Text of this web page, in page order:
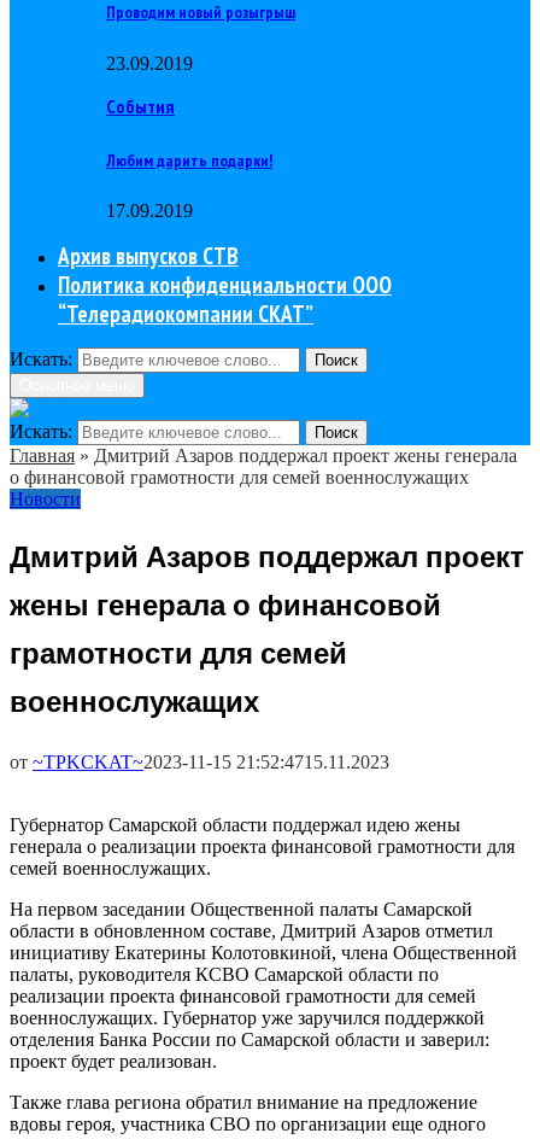
Проводим новый розыгрыш
23.09.2019
События
Любим дарить подарки!
17.09.2019
Архив выпусков СТВ
Политика конфиденциальности ООО
“Телерадиокомпании СКАТ”
Искать:
Поиск
Искать: Поиск
Главная » Дмитрий Азаров поддержал проект жены генерала
о финансовой грамотности для семей военнослужащих
Новости
Дмитрий Азаров поддержал проект
жены генерала о финансовой
грамотности для семей
военнослужащих
от ~TPKCKAT~2023-11-15 21:52:4715.11.2023
Губернатор Самарской области поддержал идею жены
генерала о реализации проекта финансовой грамотности для
семей военнослужащих.
На первом заседании Общественной палаты Самарской
области в обновленном составе, Дмитрий Азаров отметил
инициативу Екатерины Колотовкиной, члена Общественной
палаты, руководителя КСВО Самарской области по
реализации проекта финансовой грамотности для семей
военнослужащих. Губернатор уже заручился поддержкой
отделения Банка России по Самарской области и заверил:
проект будет реализован.
Также глава региона обратил внимание на предложение
вдовы героя, участника СВО по организации еще одного